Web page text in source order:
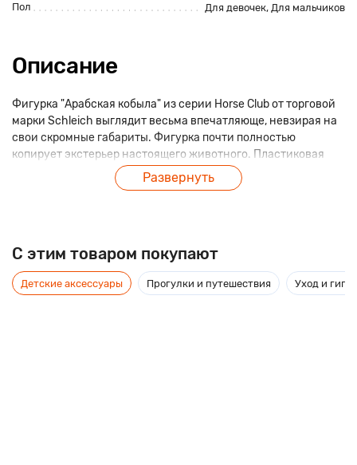
Пол Для девочек, Для мальчиков
Описание
Фигурка "Арабская кобыла" из серии Horse Club от торговой
марки Schleich выглядит весьма впечатляюще, невзирая на
свои скромные габариты. Фигурка почти полностью
копирует экстерьер настоящего животного. Пластиковая
сувенирная фигурка одной из самых красивых пород
лошадей выполнена с достаточно высокой детализацией и
Развернуть
C этим товаром покупают
Детские аксессуары Прогулки и путешествия Уход и